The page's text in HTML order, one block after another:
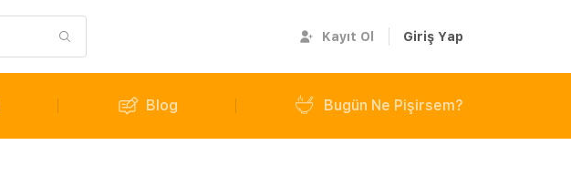
Kayıt Ol Giriş Yap
Blog Bugün Ne Pişirsem?